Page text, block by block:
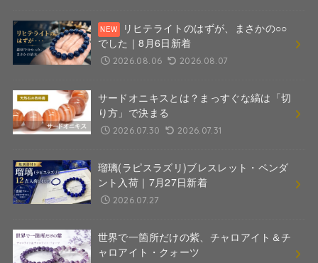
リヒテライトのはずが、まさかの○○
でした｜8月6日新着
2026.08.06 2026.08.07
サードオニキスとは？まっすぐな縞は「切
り方」で決まる
2026.07.30 2026.07.31
瑠璃(ラピスラズリ)ブレスレット・ペンダ
ント入荷｜7月27日新着
2026.07.27
世界で一箇所だけの紫、チャロアイト＆チ
ャロアイト・クォーツ